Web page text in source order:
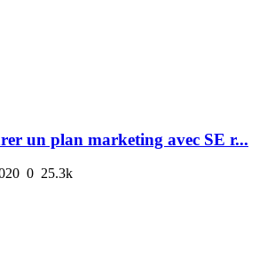
un plan marketing avec SE r...
0 25.3k